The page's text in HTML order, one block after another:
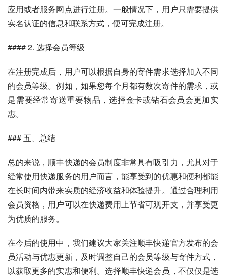
应用或者服务网点进行注册。一般情况下，用户只需要提供
实名认证的信息和联系方式，便可完成注册。
#### 2. 选择会员等级
在注册完成后，用户可以根据自身的寄件需求选择加入不同
的会员等级。例如，如果您每个月都有数次寄件的需求，或
是需要经常寄送重要物品，选择金卡或钻石会员会更加实
惠。
### 五、总结
总的来说，顺丰快递的会员制度非常具有吸引力，尤其对于
经常使用快递服务的用户而言，能享受到的优惠和便利都能
在长时间内带来实质的经济收益和体验提升。通过合理利用
会员资格，用户可以在快递费用上节省可观开支，并享受更
为优质的服务。
在今后的使用中，我们建议大家关注顺丰快递官方发布的会
员活动与优惠更新，及时调整自己的会员等级与寄件方式，
以获取更多的实惠和便利。选择顺丰快递会员，不仅仅是选